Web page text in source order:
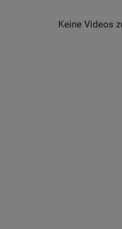
Keine Videos